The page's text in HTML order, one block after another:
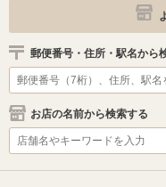
郵便番号・住所・駅名から
お店の名前から検索する